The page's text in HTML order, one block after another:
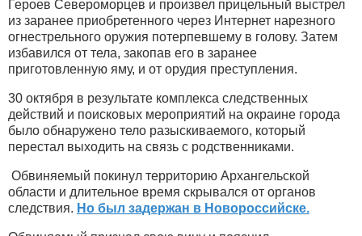
Героев Североморцев и произвел прицельный выстрел
из заранее приобретенного через Интернет нарезного
огнестрельного оружия потерпевшему в голову. Затем
избавился от тела, закопав его в заранее
приготовленную яму, и от орудия преступления.
30 октября в результате комплекса следственных
действий и поисковых мероприятий на окраине города
было обнаружено тело разыскиваемого, который
перестал выходить на связь с родственниками.
Обвиняемый покинул территорию Архангельской
области и длительное время скрывался от органов
следствия. Но был задержан в Новороссийске.